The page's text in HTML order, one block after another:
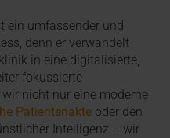
ein umfassender und
denn er verwandelt
in eine digitalisierte,
fokussierte
nicht nur eine moderne
Patientenakte oder den
Intelligenz – wir